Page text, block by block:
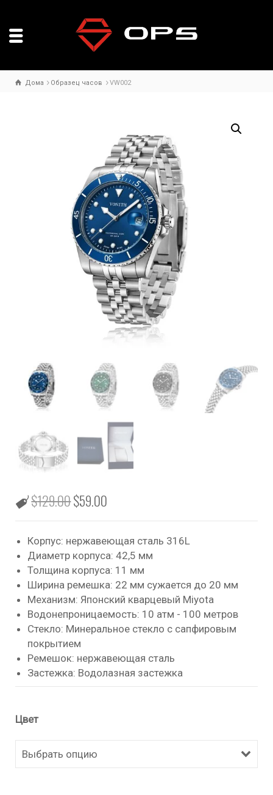
Дома Образец часов VW002
$129.00$59.00
Корпус: нержавеющая сталь 316L
Диаметр корпуса: 42,5 мм
Толщина корпуса: 11 мм
Ширина ремешка: 22 мм сужается до 20 мм
Механизм: Японский кварцевый Miyota
Водонепроницаемость: 10 атм - 100 метров
Стекло: Минеральное стекло с сапфировым
покрытием
Ремешок: нержавеющая сталь
Застежка: Водолазная застежка
Цвет
Выбрать опцию